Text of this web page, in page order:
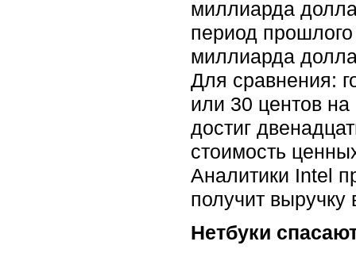
миллиарда
период
миллиарда
Для сравнения:
или 30 центов
достиг
стоимость
Аналитики Intel
получит
Нетбуки